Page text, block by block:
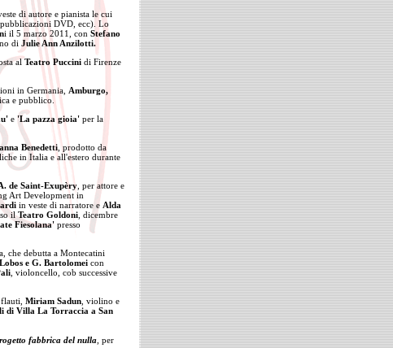
di autore e pianista le cui
DVD, ecc). Lo
i il 5 marzo 2011, con Stefano
di Julie Ann Anzilotti.
alTeatro Puccini di Firenze
in Germania, Amburgo,
e pubblico.
e 'La pazza gioia' per la
Benedetti , prodotto da
in Italia e all'estero durante
de Saint-Exupèry , per attore e
Art Development in
in veste di narratore e Alda
ilTeatro Goldoni , dicembre
Fiesolana' presso
che debutta a Montecatini
e G. Bartolomei con
, violoncello, cob successive
, flauti, Miriam Sadun , violino e
di Villa La Torraccia a San
fabbrica del nulla , per